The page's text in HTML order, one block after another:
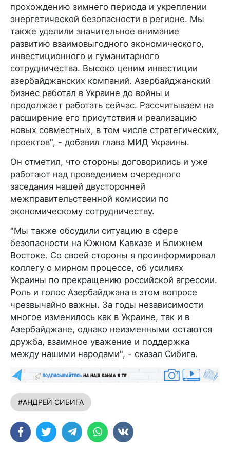
прохождению зимнего периода и укреплении
энергетической безопасности в регионе. Мы
также уделили значительное внимание
развитию взаимовыгодного экономического,
инвестиционного и гуманитарного
сотрудничества. Высоко ценим инвестиции
азербайджанских компаний. Азербайджанский
бизнес работал в Украине до войны и
продолжает работать сейчас. Рассчитываем на
расширение его присутствия и реализацию
новых совместных, в том числе стратегических,
проектов", - добавил глава МИД Украины.
Он отметил, что стороны договорились и уже
работают над проведением очередного
заседания нашей двусторонней
межправительственной комиссии по
экономическому сотрудничеству.
"Мы также обсудили ситуацию в сфере
безопасности на Южном Кавказе и Ближнем
Востоке. Со своей стороны я проинформировал
коллегу о мирном процессе, об усилиях
Украины по прекращению российской агрессии.
Роль и голос Азербайджана в этом вопросе
чрезвычайно важны. За годы независимости
многое изменилось как в Украине, так и в
Азербайджане, однако неизменными остаются
дружба, взаимное уважение и поддержка
между нашими народами", - сказал Сибига.
#АНДРЕЙ СИБИГА